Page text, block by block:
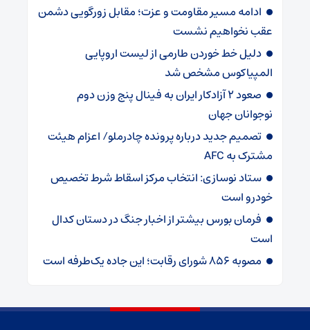
ادامه مسیر مقاومت و عزت؛ مقابل زورگویی دشمن
عقب نخواهیم نشست
دلیل خط خوردن طارمی از لیست اروپایی
المپیاکوس مشخص شد
صعود ۲ آزادکار ایران به فینال پنج وزن دوم
نوجوانان جهان
تصمیم جدید درباره پرونده چادرملو/ اعزام هیئت
مشترک به AFC
ستاد نوسازی: انتخاب مرکز اسقاط شرط تخصیص
خودرو است
فرمان بورس بیشتر از اخبار جنگ در دستان کدال
است
مصوبه ۸۵۶ شورای رقابت؛ این جاده یک‌طرفه است